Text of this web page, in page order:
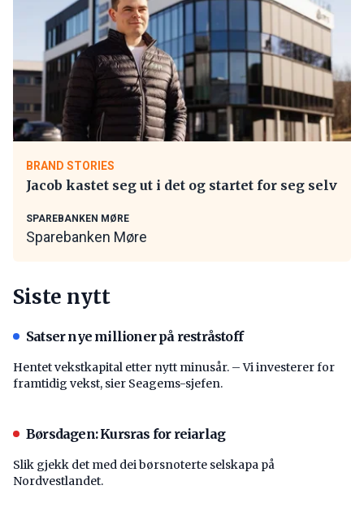
BRAND STORIES
Jacob kastet seg ut i det og startet for seg selv
SPAREBANKEN MØRE
Sparebanken Møre
Siste nytt
Satser nye millioner på restråstoff
Hentet vekstkapital etter nytt minusår. – Vi investerer for
framtidig vekst, sier Seagems-sjefen.
Børsdagen: Kursras for reiarlag
Slik gjekk det med dei børsnoterte selskapa på
Nordvestlandet.